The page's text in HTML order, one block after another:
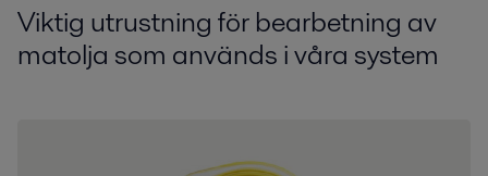
Viktig utrustning för bearbetning av
matolja som används i våra system